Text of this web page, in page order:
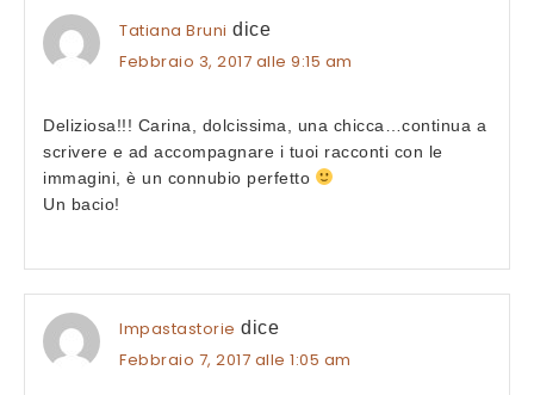
Tatiana Bruni dice
Febbraio 3, 2017 alle 9:15 am
Deliziosa!!! Carina, dolcissima, una chicca…continua a
scrivere e ad accompagnare i tuoi racconti con le
immagini, è un connubio perfetto
Un bacio!
Impastastorie dice
Febbraio 7, 2017 alle 1:05 am